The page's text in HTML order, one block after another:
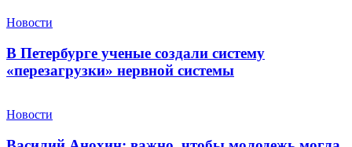
Новости
В Петербурге ученые создали систему
«перезагрузки» нервной системы
Новости